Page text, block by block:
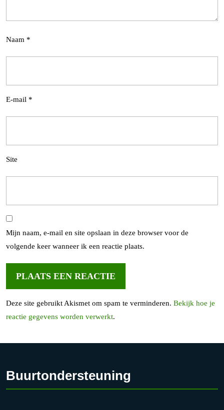
Naam *
E-mail *
Site
Mijn naam, e-mail en site opslaan in deze browser voor de
volgende keer wanneer ik een reactie plaats.
Deze site gebruikt Akismet om spam te verminderen. Bekijk hoe je
reactie gegevens worden verwerkt.
Buurtondersteuning